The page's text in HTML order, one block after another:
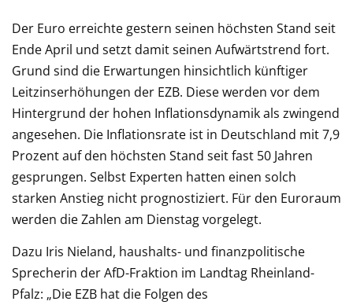
Der Euro erreichte gestern seinen höchsten Stand seit
Ende April und setzt damit seinen Aufwärtstrend fort.
Grund sind die Erwartungen hinsichtlich künftiger
Leitzinserhöhungen der EZB. Diese werden vor dem
Hintergrund der hohen Inflationsdynamik als zwingend
angesehen. Die Inflationsrate ist in Deutschland mit 7,9
Prozent auf den höchsten Stand seit fast 50 Jahren
gesprungen. Selbst Experten hatten einen solch
starken Anstieg nicht prognostiziert. Für den Euroraum
werden die Zahlen am Dienstag vorgelegt.
Dazu Iris Nieland, haushalts- und finanzpolitische
Sprecherin der AfD-Fraktion im Landtag Rheinland-
Pfalz: „Die EZB hat die Folgen des